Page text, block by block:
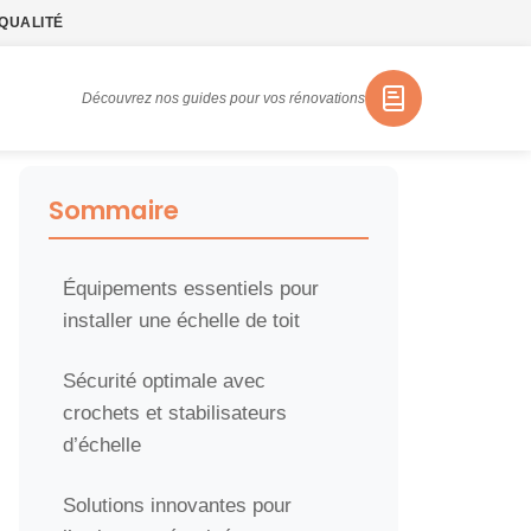
Découvrez nos guides pour vos rénovations
Sommaire
Équipements essentiels pour
installer une échelle de toit
Sécurité optimale avec
crochets et stabilisateurs
d’échelle
Solutions innovantes pour